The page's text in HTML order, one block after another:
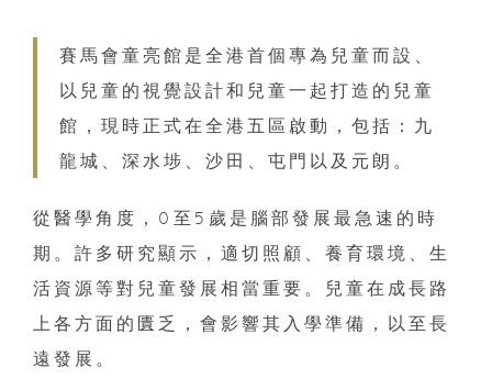
賽馬會童亮館是全港首個專為兒童而設、
以兒童的視覺設計和兒童一起打造的兒童
館，現時正式在全港五區啟動，包括：九
龍城、深水埗、沙田、屯門以及元朗。
從醫學角度，0至5歲是腦部發展最急速的時
期。許多研究顯示，適切照顧、養育環境、生
活資源等對兒童發展相當重要。兒童在成長路
上各方面的匱乏，會影響其入學準備，以至長
遠發展。